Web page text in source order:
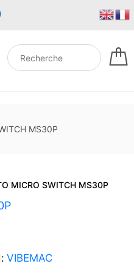
MS30P
MICRO SWITCH MS30P
VIBEMAC